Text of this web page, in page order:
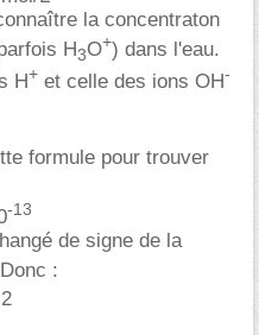
la concentraton
H3O+) dans l'eau.
H+ et celle des ions OH-
formule pour trouver
-13
de signe de la
: